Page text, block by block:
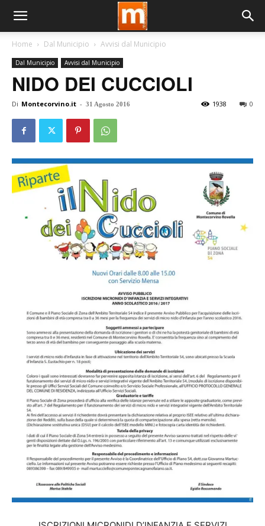
Home Dal Municipio Avvisi dal Municipio
Dal Municipio Avvisi dal Municipio
NIDO DEI CUCCIOLI
Di Montecorvino.it - 31 Agosto 2016 0
1938